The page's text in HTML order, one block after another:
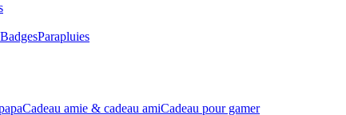
BadgesParapluies
Cadeau amie & cadeau amiCadeau pour gamer